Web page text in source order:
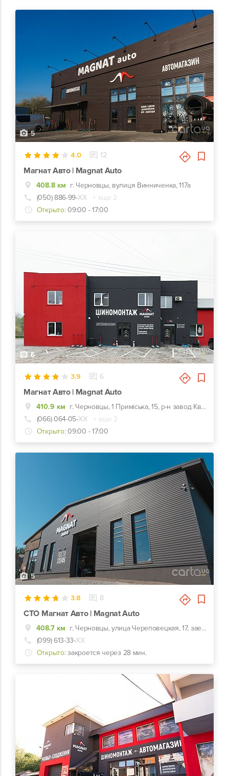
5
4.0 12
Магнат Авто | Magnat Auto
408.8 км г. Черновцы, вулиця Винниченка, 117а
(050) 886-99-ХХ
+ еще 2
Открыто: 09:00 - 17:00
5
3.9 6
Магнат Авто | Magnat Auto
410.9 км
г. Черновцы, 1 Приміська, 15, р-н завод Кварц
(066) 064-05-ХХ
+ еще 2
Открыто: 09:00 - 17:00
5
3.8 8
СТО Магнат Авто | Magnat Auto
408.7 км
г. Черновцы, улица Череповецкая, 17, заезд с ул. Комунальников
(099) 613-33-ХХ
Открыто: закроется через 28 мин.